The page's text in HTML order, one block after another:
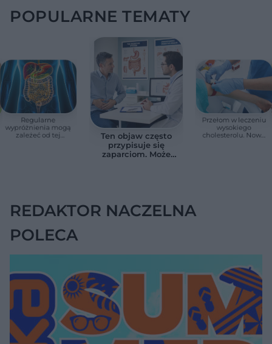
POPULARNE TEMATY
Regularne
wypróżnienia mogą
zależeć od tej
Ten objaw często
przypisuje się
zaparciom. Może
Przełom w leczeniu
wysokiego
cholesterolu. Nowa
REDAKTOR NACZELNA
POLECA